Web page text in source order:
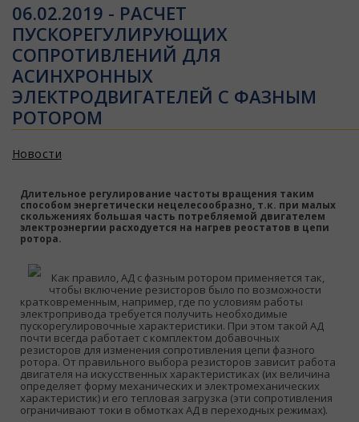
06.02.2019 - РАСЧЕТ
ПУСКОРЕГУЛИРУЮЩИХ
СОПРОТИВЛЕНИЙ ДЛЯ
АСИНХРОННЫХ
ЭЛЕКТРОДВИГАТЕЛЕЙ С ФАЗНЫМ
РОТОРОМ
Новости
Длительное регулирование частоты вращения таким
способом энергетически нецелесообразно, т.к. при малых
скольжениях большая часть потребляемой двигателем
электроэнергии расходуется на нагрев реостатов в цепи
ротора.
Как правило, АД с фазным ротором применяется так,
чтобы включение резисторов было по возможности
кратковременным, например, где по условиям работы
электропривода требуется получить необходимые
пускорегулировочные характеристики. При этом такой АД
почти всегда работает с комплектом добавочных
резисторов для изменения сопротивления цепи фазного
ротора. От правильного выбора резисторов зависит работа
двигателя на искусственных характеристиках (их величина
определяет форму механических и электромеханических
характеристик) и его тепловая загрузка (эти сопротивления
ограничивают токи в обмотках АД в переходных режимах).